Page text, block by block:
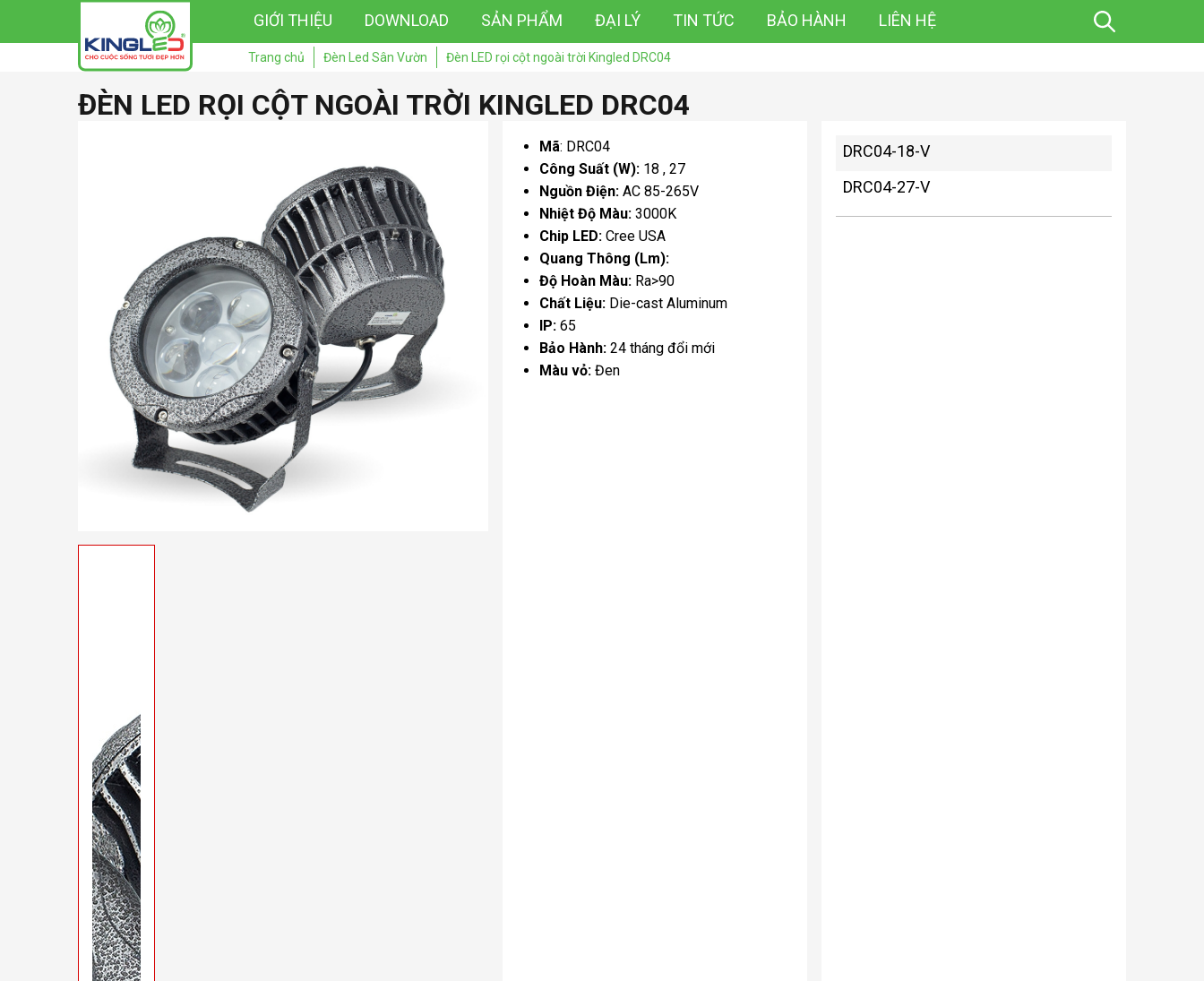
GIỚI THIỆU DOWNLOAD SẢN PHẨM ĐẠI LÝ TIN TỨC BẢO HÀNH LIÊN HỆ
Trang chủ Đèn Led Sân Vườn Đèn LED rọi cột ngoài trời Kingled DRC04
ĐÈN LED RỌI CỘT NGOÀI TRỜI KINGLED DRC04
Mã: DRC04
Công Suất (W): 18
27
Nguồn Điện:AC 85-265V
Nhiệt Độ Màu:3000K
Chip LED:Cree USA
Quang Thông (Lm):
Độ Hoàn Màu: Ra>90
Chất Liệu: Die-cast Aluminum
IP:65
Bảo Hành:24 tháng đổi mới
Màu vỏ:Đen
DRC04-18-V
DRC04-27-V